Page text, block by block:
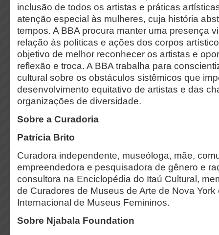
inclusão de todos os artistas e práticas
atenção especial às mulheres, cuja história
tempos. A BBA procura manter uma presença
relação às políticas e ações dos corpos
objetivo de melhor reconhecer os artistas e
reflexão e troca. A BBA trabalha para
cultural sobre os obstáculos sistêmicos que
desenvolvimento equitativo de artistas e das
organizações de diversidade.
Sobre a Curadoria
Patrícia Brito
Curadora independente, museóloga, mãe,
empreendedora e pesquisadora de gênero e
consultora na Enciclopédia do Itaú Cultural,
de Curadores de Museus de Arte de Nova
Internacional de Museus Femininos.
Sobre Njabala Foundation